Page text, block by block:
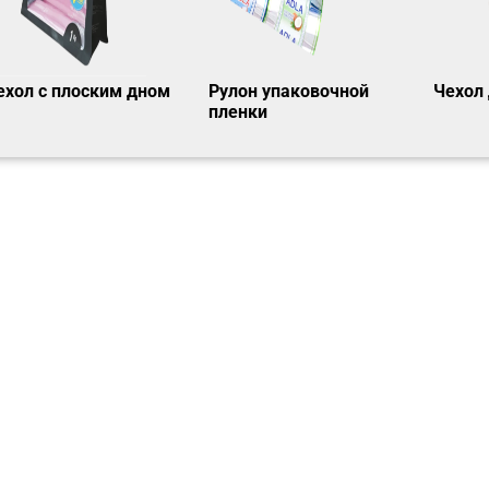
с плоским дном
Рулон упаковочной
пленки
Чехол